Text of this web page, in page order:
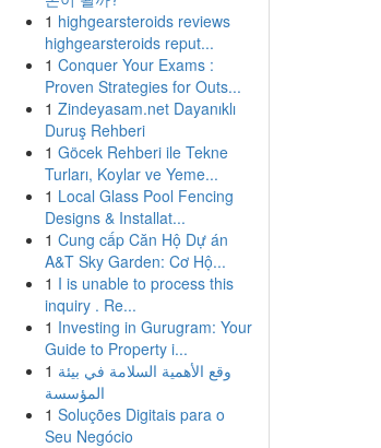
1 highgearsteroids reviews
highgearsteroids reput...
1 Conquer Your Exams :
Proven Strategies for Outs...
1 Zindeyasam.net Dayanıklı
Duruş Rehberi
1 Göcek Rehberi ile Tekne
Turları, Koylar ve Yeme...
1 Local Glass Pool Fencing
Designs & Installat...
1 Cung cấp Căn Hộ Dự án
A&T Sky Garden: Cơ Hộ...
1 I is unable to process this
inquiry . Re...
1 Investing in Gurugram: Your
Guide to Property i...
1 وقع الأهمية السلامة في بيئة
المؤسسة
1 Soluções Digitais para o
Seu Negócio